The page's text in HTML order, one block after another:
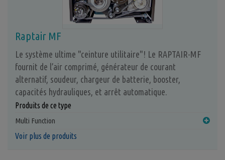
Raptair MF
Le système ultime "ceinture utilitaire"! Le RAPTAIR-MF
fournit de l’air comprimé, générateur de courant
alternatif, soudeur, chargeur de batterie, booster,
capacités hydrauliques, et arrêt automatique.
Produits de ce type
Multi Function
Voir plus de produits